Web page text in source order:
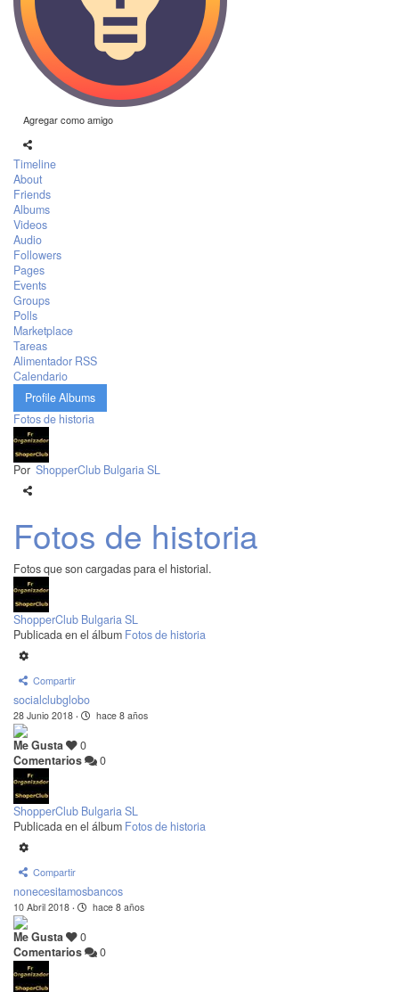
Agregar como amigo
Timeline
About
Friends
Albums
Videos
Audio
Followers
Pages
Events
Groups
Polls
Marketplace
Tareas
Alimentador RSS
Calendario
Profile Albums
Fotos de historia
Por ShopperClub Bulgaria SL
Fotos de historia
Fotos que son cargadas para el historial.
ShopperClub Bulgaria SL
Publicada en el álbum Fotos de historia
Compartir
socialclubglobo
28 Junio 2018 · hace 8 años
Me Gusta
0
Comentarios
0
ShopperClub Bulgaria SL
Publicada en el álbum Fotos de historia
Compartir
nonecesitamosbancos
10 Abril 2018 · hace 8 años
Me Gusta
0
Comentarios
0